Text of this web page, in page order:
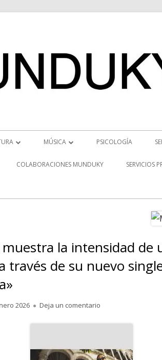
MÚSICA
NOTICIAS MUSICALES
PSICOLOGÍA
COLABORACIONES MUNDUKY SERVICIOS
muestra la intensidad de
través de su nuevo
2026 Deja un comentario